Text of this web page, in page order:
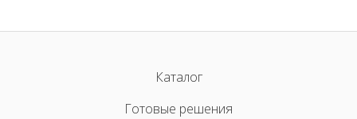
Каталог
Готовые решения